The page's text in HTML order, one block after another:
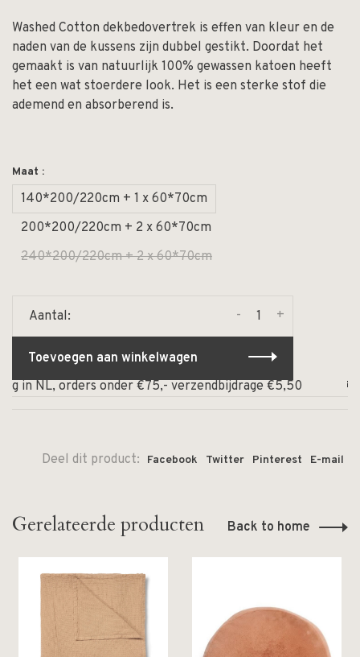
Washed Cotton dekbedovertrek is effen van kleur en de
naden van de kussens zijn dubbel gestikt. Doordat het
gemaakt is van natuurlijk 100% gewassen katoen heeft
het een wat stoerdere look. Het is een sterke stof die
ademend en absorberend is.
Maat :
140*200/220cm + 1 x 60*70cm
200*200/220cm + 2 x 60*70cm
240*200/220cm + 2 x 60*70cm
Aantal: +
-
Toevoegen aan winkelwagen
NL, orders onder €75,- verzendbijdrage €5,50
⏰
Deel dit product: Facebook Twitter Pinterest E-mail
Gerelateerde producten Back to home